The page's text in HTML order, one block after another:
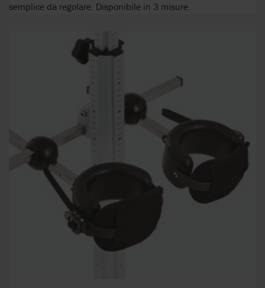
semplice da regolare. Disponibile in 3 misure.